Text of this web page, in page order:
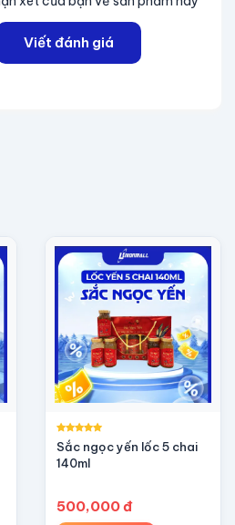
Viết đánh giá
Sắc ngọc yến lốc 5 chai
140ml
500,000 đ